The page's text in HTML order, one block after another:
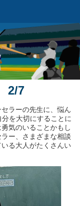
2/7
ラーの先生に、悩ん
を大切にすることに
気のいることかもし
ー、さまざまな相談
る大人がたくさんい